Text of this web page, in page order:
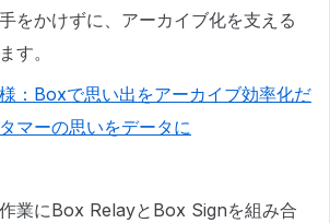
をかけずに、アーカイブ化を支える
す。
：Boxで思い出をアーカイブ効率化だ
マーの思いをデータに
業にBox RelayとBox Signを組み合